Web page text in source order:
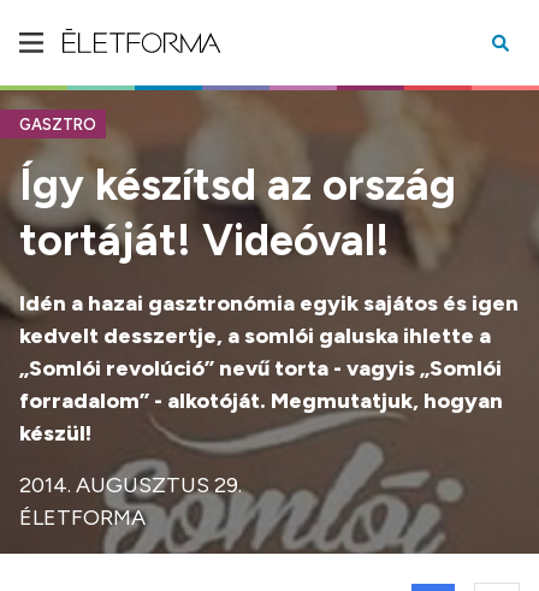
GASZTRO
Így készítsd az ország
tortáját! Videóval!
Idén a hazai gasztronómia egyik sajátos és igen
kedvelt desszertje, a somlói galuska ihlette a
„Somlói revolúció” nevű torta - vagyis„Somlói
forradalom” - alkotóját. Megmutatjuk, hogyan
készül!
2014. AUGUSZTUS 29.
ÉLETFORMA